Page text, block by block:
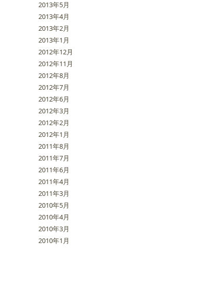
2013年5月
2013年4月
2013年2月
2013年1月
2012年12月
2012年11月
2012年8月
2012年7月
2012年6月
2012年3月
2012年2月
2012年1月
2011年8月
2011年7月
2011年6月
2011年4月
2011年3月
2010年5月
2010年4月
2010年3月
2010年1月